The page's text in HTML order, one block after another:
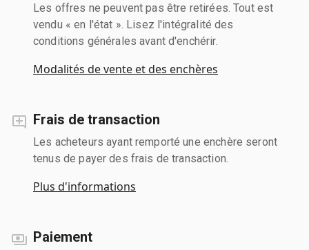
Les offres ne peuvent pas être retirées. Tout est
vendu « en l'état ». Lisez l'intégralité des
conditions générales avant d'enchérir.
Modalités de vente et des enchères
Frais de transaction
Les acheteurs ayant remporté une enchère seront
tenus de payer des frais de transaction.
Plus d'informations
Paiement